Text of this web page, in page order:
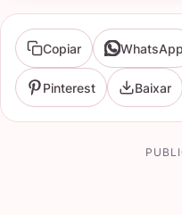
Copiar WhatsApp
Pinterest Baixar